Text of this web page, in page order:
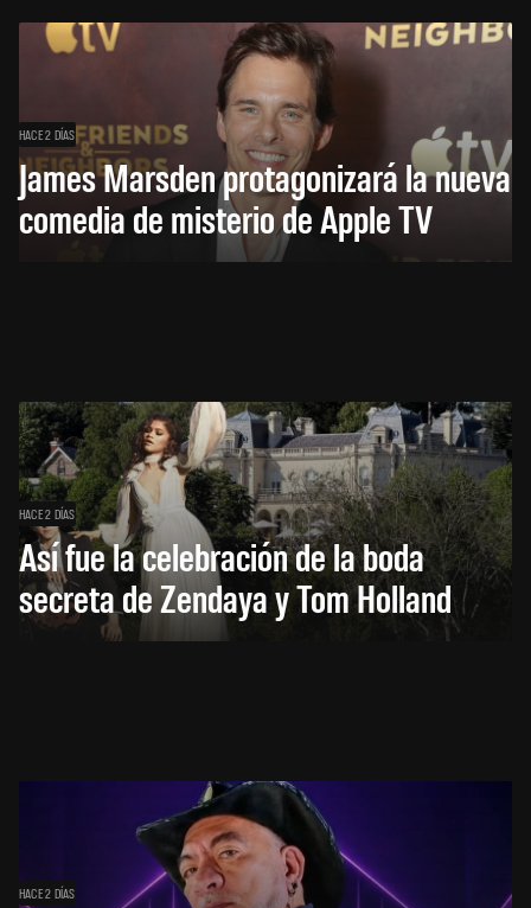
HACE 2 DÍAS
James Marsden protagonizará la nueva
comedia de misterio de Apple TV
HACE 2 DÍAS
Así fue la celebración de la boda
secreta de Zendaya y Tom Holland
HACE 2 DÍAS